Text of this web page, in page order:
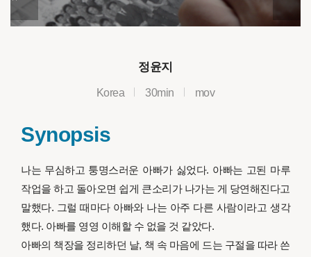
정윤지
Korea 30min mov
Synopsis
나는 무심하고 퉁명스러운 아빠가 싫었다. 아빠는 고된 마루
작업을 하고 돌아오면 쉽게 큰소리가 나가는 게 당연해진다고
말했다. 그럴 때마다 아빠와 나는 아주 다른 사람이라고 생각
했다. 아빠를 영영 이해할 수 없을 것 같았다.
아빠의 책장을 정리하던 날, 책 속 마음에 드는 구절을 따라 쓴